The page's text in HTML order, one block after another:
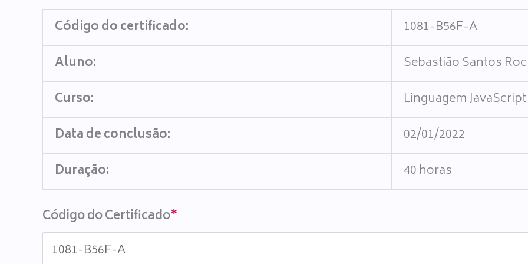
Código do certificado:
1081-B56F-A
Aluno:
Sebastião Santos
Curso:
Linguagem JavaScript
Data de conclusão:
02/01/2022
Duração:
40 horas
Código do Certificado*